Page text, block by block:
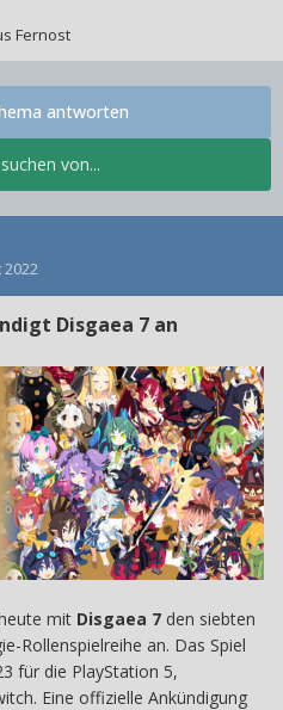
Fernost
von...
antworten
2022
Disgaea 7 an
mit Disgaea 7 den siebten
Rollenspielreihe an. Das Spiel
für die PlayStation 5,
Eine offizielle Ankündigung